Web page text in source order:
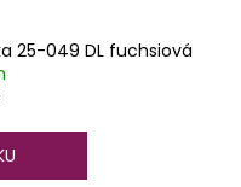
25-049 DL fuchsiová